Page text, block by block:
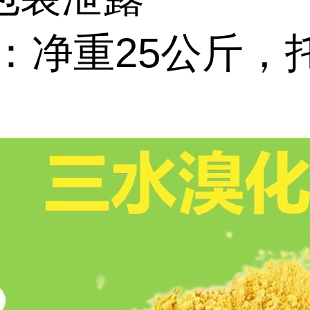
净重25公斤，